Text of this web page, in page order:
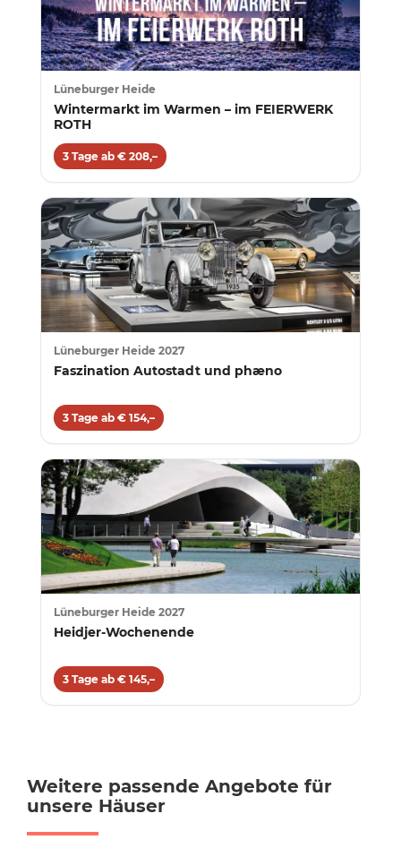
Lüneburger Heide
Wintermarkt im Warmen – im FEIERWERK
ROTH
3 Tage ab € 208,–
Lüneburger Heide 2027
Faszination Autostadt und phæno
3 Tage ab € 154,–
Lüneburger Heide 2027
Heidjer-Wochenende
3 Tage ab € 145,–
Weitere passende Angebote für
unsere Häuser